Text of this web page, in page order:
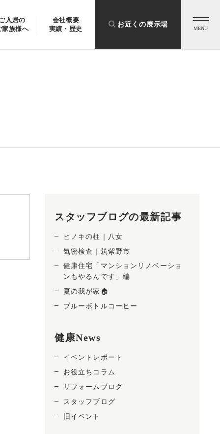
入居の
家族様へ
会社概要
実績・歴史
お近くの展示場
MENU
スタッフブログの最新記事
ヒノキの柱｜八女
気密検査｜筑紫野市
健康住宅「マンションリノベーショ
ンもやるんです」編
夏の我が家🏠
ブルーボトルコーヒー
健康News
イベントレポート
お役立ちコラム
リフォームブログ
スタッフブログ
旧イベント